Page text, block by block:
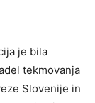
je bila
tekmovanja
Slovenije in